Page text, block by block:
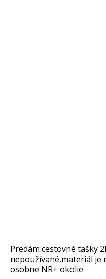
Predám cestovné tašky
nepoužívané,materiál je
osobne NR+ okolie